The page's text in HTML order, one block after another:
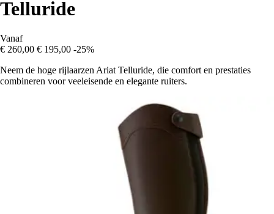
Telluride
Vanaf
€ 260,00 € 195,00 -25%
Neem de hoge rijlaarzen Ariat Telluride, die comfort en prestaties
combineren voor veeleisende en elegante ruiters.